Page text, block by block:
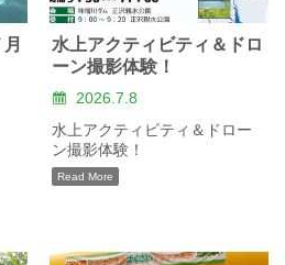
水上アクティビティ＆ドロ
ーン撮影体験！
2026.7.8
水上アクティビティ＆ドロー
ン撮影体験！
Read More